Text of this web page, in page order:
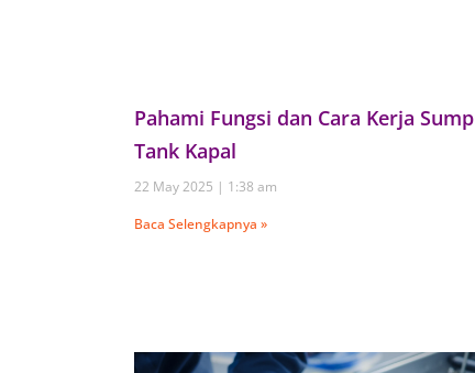
Pahami Fungsi dan Cara Kerja Sump
Tank Kapal
22 May 2025
1:38 am
Baca Selengkapnya »